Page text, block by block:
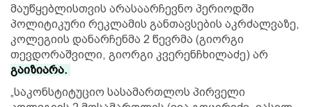
მაუწყებლისთვის არასაარჩევნო პერიოდში
პოლიტიკური რეკლამის განთავსების აკრძალვაზე,
კოლეგიის დანარჩენმა 2 წევრმა (გიორგი
თევდორაშვილი, გიორგი კვერენჩხილაძე) არ
გაიზიარა.
„საკონსტიტუციო სასამართლოს პირველი